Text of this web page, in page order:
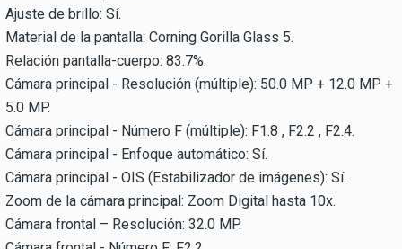
Ajuste de brillo: Sí.
Material de la pantalla: Corning Gorilla Glass 5.
Relación pantalla-cuerpo: 83.7%.
Cámara principal - Resolución (múltiple): 50.0 MP + 12.0 MP +
5.0 MP.
Cámara principal - Número F (múltiple): F1.8 , F2.2 , F2.4.
Cámara principal - Enfoque automático: Sí.
Cámara principal - OIS (Estabilizador de imágenes): Sí.
Zoom de la cámara principal: Zoom Digital hasta 10x.
Cámara frontal – Resolución: 32.0 MP.